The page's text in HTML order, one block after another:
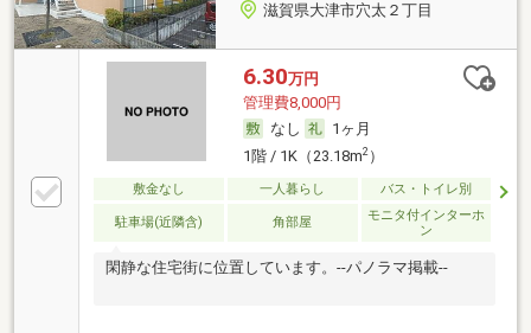
滋賀県大津市穴太２丁目
6.30万円
管理費8,000円
なし
1ヶ月
1階 / 1K（23.18m2）
敷金なし 一人暮らし バス・トイレ別
駐車場(近隣含) 角部屋
モニタ付インターホ
ン
閑静な住宅街に位置しています。--パノラマ掲載--